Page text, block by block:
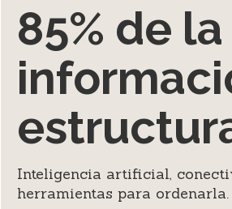
85% de la
Inteligencia artificial,
herramientas para ordenarla.